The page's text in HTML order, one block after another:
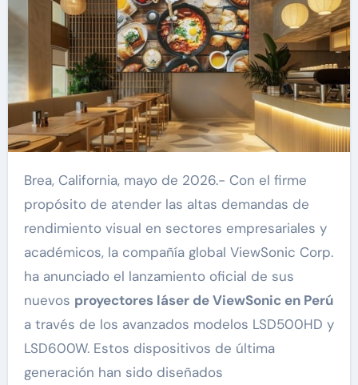
Brea, California, mayo de 2026.- Con el firme
propósito de atender las altas demandas de
rendimiento visual en sectores empresariales y
académicos, la compañía global ViewSonic Corp.
ha anunciado el lanzamiento oficial de sus
nuevos proyectores láser de ViewSonic en Perú
a través de los avanzados modelos LSD500HD y
LSD600W. Estos dispositivos de última
generación han sido diseñados